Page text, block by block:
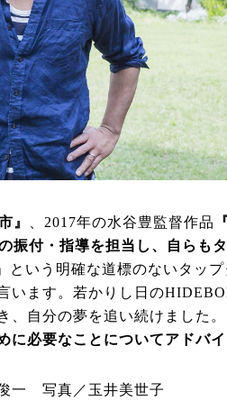
』 、2017年の水谷豊監督作品
振付・指導を担当し、自らも
という明確な道標のないタッ
います。若かりし日の
、自分の夢を追い続けました
に必要なことについてアドバ
一 写真／玉井美世子